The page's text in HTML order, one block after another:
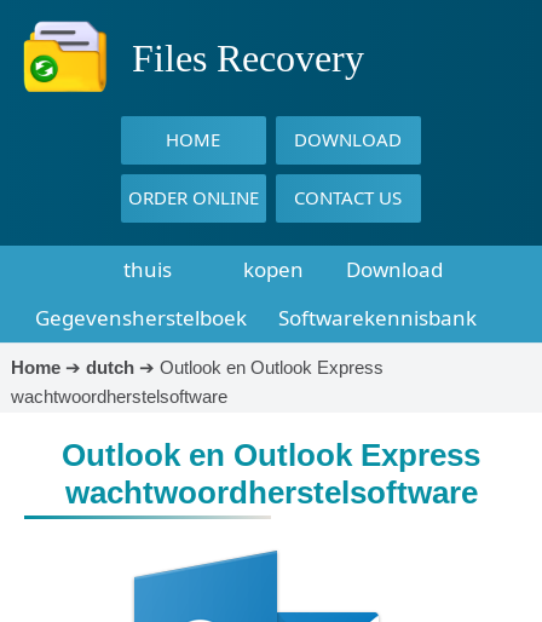
Files Recovery
HOME DOWNLOAD
ORDER ONLINE CONTACT US
thuis kopen
Download
Gegevensherstelboek
Softwarekennisbank
Home➔ dutch➔ Outlook en Outlook Express
wachtwoordherstelsoftware
Outlook en Outlook Express
wachtwoordherstelsoftware